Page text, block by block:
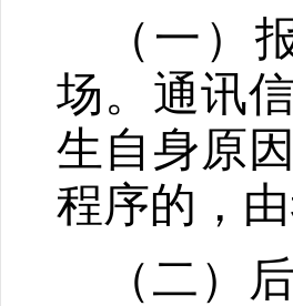
（一）
场。通讯
生自身原
程序的，
（二）